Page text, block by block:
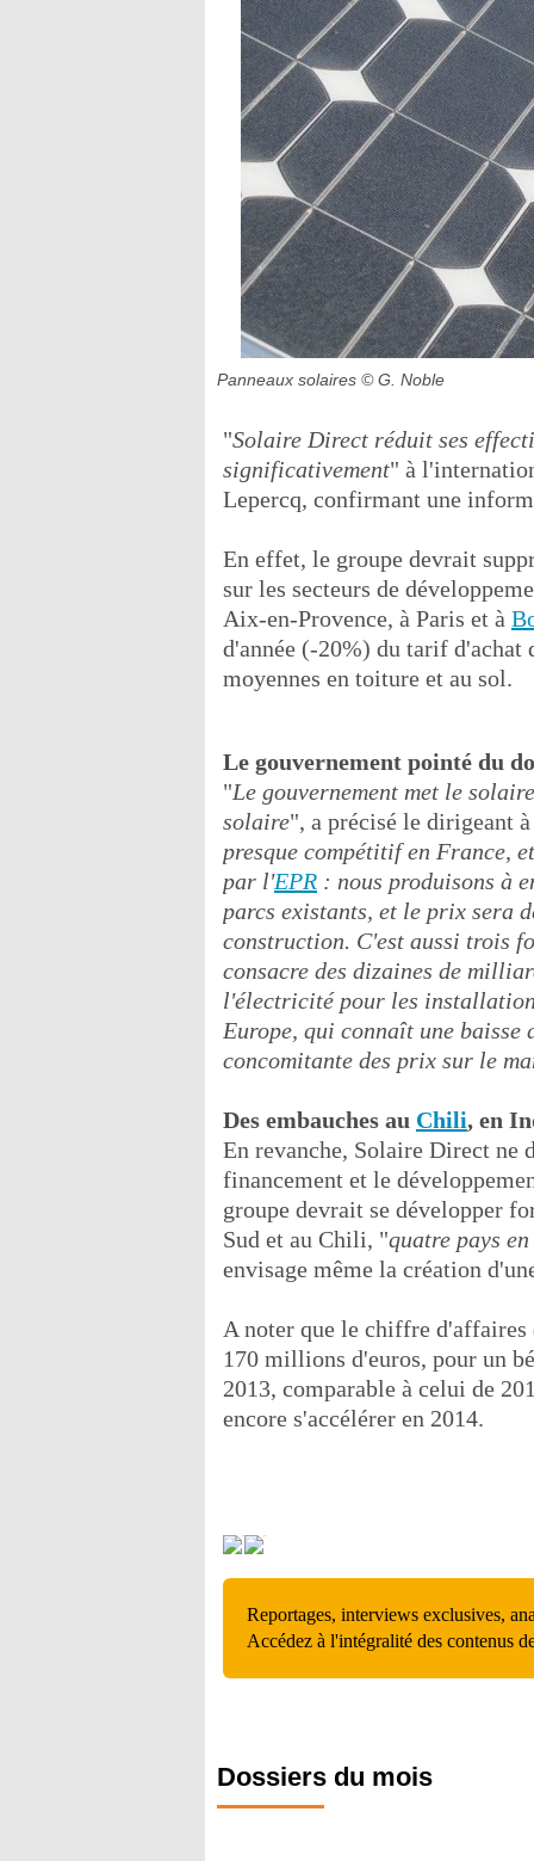
Panneaux solaires © G. Noble
"Solaire Direct réduit ses
significativement" à
Lepercq, confirmant une
En effet, le groupe devrait
sur les secteurs de
Aix-en-Provence, à Paris et à
d'année (-20%) du tarif d'achat
moyennes en toiture et au sol.
Le gouvernement pointé du
"Le gouvernement met le
solaire", a précisé le dirigeant
presque compétitif en France,
par l'EPR : nous produisons à
parcs existants, et le prix sera
construction. C'est aussi trois
consacre des dizaines de
l'électricité pour les
Europe, qui connaît une baisse
concomitante des prix sur le
Des embauches au Chili, en
En revanche, Solaire Direct ne
financement et le
groupe devrait se développer
Sud et au Chili, "quatre pays
envisage même la création
A noter que le chiffre d'affaires
170 millions d'euros, pour un
2013, comparable à celui de
encore s'accélérer en 2014.
Reportages, interviews exclusives,
Accédez à l'intégralité des contenus
Dossiers du mois